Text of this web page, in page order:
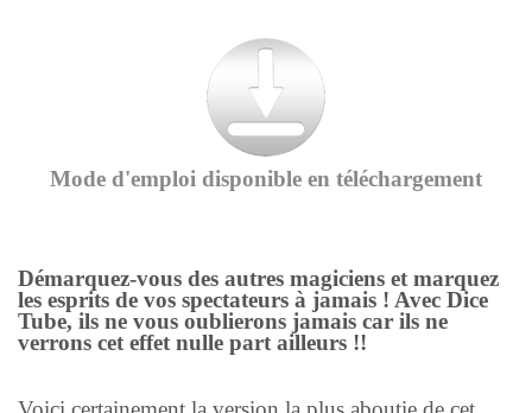
Mode d'emploi disponible en téléchargement
Démarquez-vous des autres magiciens et marquez
les esprits de vos spectateurs à jamais ! Avec Dice
Tube, ils ne vous oublierons jamais car ils ne
verrons cet effet nulle part ailleurs !!